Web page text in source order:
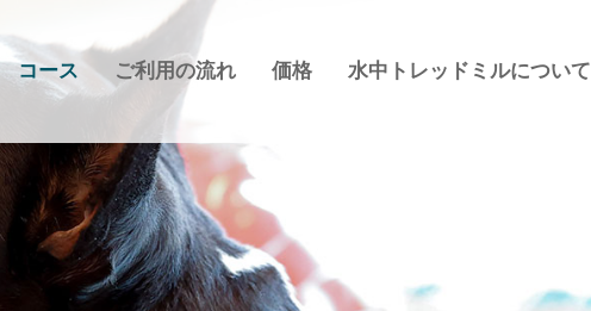
コース ご利用の流れ 価格 水中トレッドミルについて